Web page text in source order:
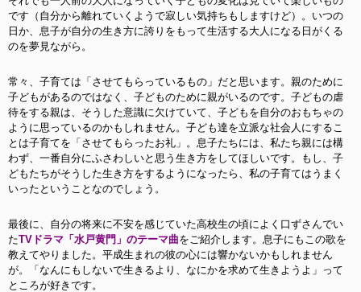
です（ 自分から離れていくようで寂しい気持ちもしますけど）。いつの
日か、息子が自分の生き方に誇りをもって生活する大人になる日がくる
のを夢見ながら。
常々、子育ては「させてもらっているもの」だと思います。親のために
子どもがあるのではなく、子どものために親がいるのです。子どもの虐
待をする親は、そうした意識に欠けていて、子どもを自分のおもちゃの
ように思っているのかもしれません。子ども達を立派な社会人にするこ
とは子育てを「させてもらったお礼」 。息子たちには、 私たち親には構
わず、一番自分にふさわしいと思う生き方をしてほしいです。もし、子
どもたちがそうした生き方をするようになったら、私の子育てはうまく
いったということなのでしょう。
最後に、自分の将来に不安を感じていた高校生の頃によく口ずさんでい
たTVドラマ「水戸黄門」のテーマ曲をご紹介します。息子にもこの歌を
教えてやりました。平成生まれの彼の心には響かないかもしれません
が。「なんにもしないで生きるより、なにかを求めて生きようよ」って
ところが好きです。